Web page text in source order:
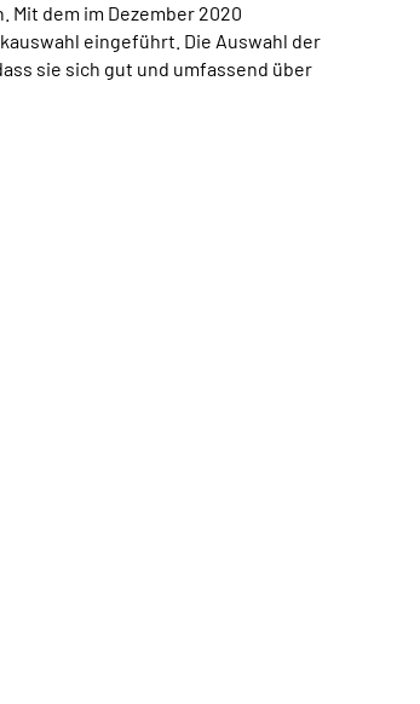
Mit dem im Dezember 2020
eingeführt. Die Auswahl der
sie sich gut und umfassend über